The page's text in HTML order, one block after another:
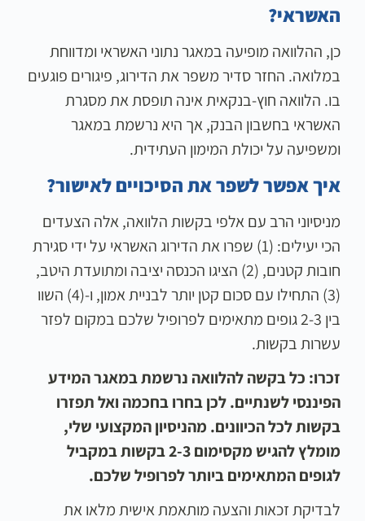
האשראי?
כן, ההלוואה מופיעה במאגר נתוני האשראי ומדווחת
במלואה. החזר סדיר משפר את הדירוג, פיגורים פוגעים
בו. הלוואה חוץ-בנקאית אינה תופסת את מסגרת
האשראי בחשבון הבנק, אך היא נרשמת במאגר
ומשפיעה על יכולת המימון העתידית.
איך אפשר לשפר את הסיכויים לאישור?
מניסיוני הרב עם אלפי בקשות הלוואה, אלה הצעדים
הכי יעילים: (1) שפרו את הדירוג האשראי על ידי סגירת
חובות קטנים, (2) הציגו הכנסה יציבה ומתועדת היטב,
(3) התחילו עם סכום קטן יותר לבניית אמון, ו-(4) השוו
בין 2-3 גופים מתאימים לפרופיל שלכם במקום לפזר
עשרות בקשות.
זכרו: כל בקשה להלוואה נרשמת במאגר המידע
הפיננסי לשנתיים. לכן בחרו בחכמה ואל תפזרו
בקשות לכל הכיוונים. מהניסיון המקצועי שלי,
מומלץ להגיש מקסימום 2-3 בקשות במקביל
לגופים המתאימים ביותר לפרופיל שלכם.
לבדיקת זכאות והצעה מותאמת אישית מלאו את